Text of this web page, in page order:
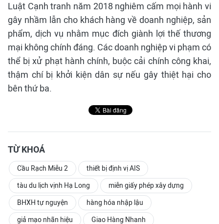
Luật Cạnh tranh năm 2018 nghiêm cấm mọi hành vi
gây nhầm lẫn cho khách hàng về doanh nghiệp, sản
phẩm, dịch vụ nhằm mục đích giành lợi thế thương
mại không chính đáng. Các doanh nghiệp vi phạm có
thể bị xử phạt hành chính, buộc cải chính công khai,
thậm chí bị khởi kiện dân sự nếu gây thiệt hại cho
bên thứ ba.
TỪ KHOÁ
Cầu Rạch Miễu 2 thiết bị định vị AIS
tàu du lịch vịnh Hạ Long miễn giấy phép xây dựng
BHXH tự nguyện hàng hóa nhập lậu
giả mạo nhãn hiệu Giao Hàng Nhanh